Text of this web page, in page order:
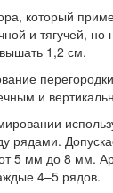
который
и тягучей,
1,2 см.
и
рядами.
5 мм до 8 мм.
4–5 рядов.